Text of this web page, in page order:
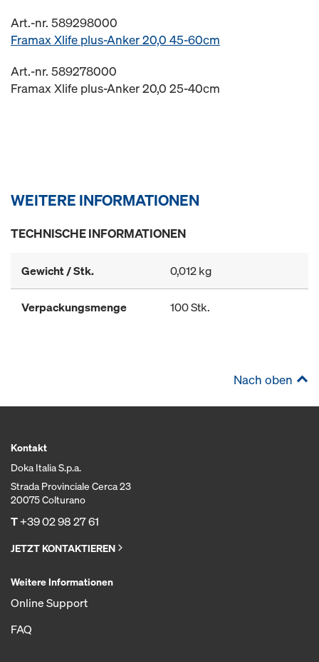
Art.-nr. 589298000
Framax Xlife plus-Anker 20,0 45-60cm
Art.-nr. 589278000
Framax Xlife plus-Anker 20,0 25-40cm
WEITERE INFORMATIONEN
TECHNISCHE INFORMATIONEN
Gewicht / Stk. 0,012 kg
Verpackungsmenge 100 Stk.
Nach oben
Kontakt
Doka Italia S.p.a.
Strada Provinciale Cerca 23
20075 Colturano
T+39 02 98 27 61
JETZT KONTAKTIEREN
Weitere Informationen
Online Support
FAQ